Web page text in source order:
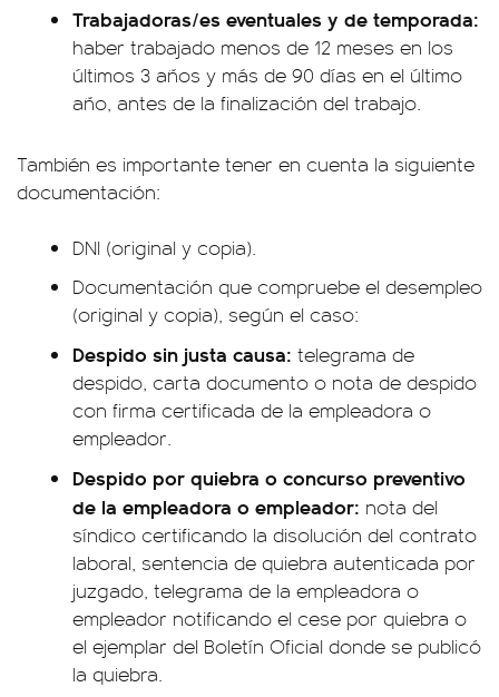
Trabajadoras/es eventuales y de temporada:
haber trabajado menos de 12 meses en los
últimos 3 años y más de 90 días en el último
año, antes de la finalización del trabajo.
También es importante tener en cuenta la siguiente
documentación:
DNI (original y copia).
Documentación que compruebe el desempleo
(original y copia), según el caso:
Despido sin justa causa: telegrama de
despido, carta documento o nota de despido
con firma certificada de la empleadora o
empleador.
Despido por quiebra o concurso preventivo
de la empleadora o empleador: nota del
síndico certificando la disolución del contrato
laboral, sentencia de quiebra autenticada por
juzgado, telegrama de la empleadora o
empleador notificando el cese por quiebra o
el ejemplar del Boletín Oficial donde se publicó
la quiebra.